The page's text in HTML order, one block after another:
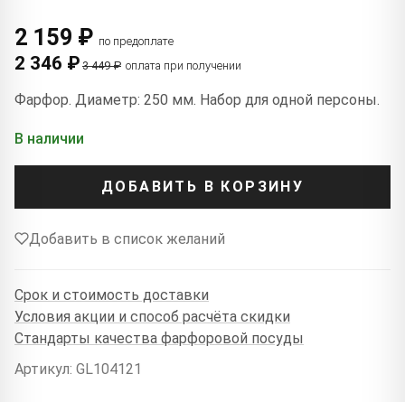
2 159 ₽ по предоплате
2 346 ₽ 3 449 ₽ оплата при получении
Фарфор. Диаметр: 250 мм. Набор для одной персоны.
В наличии
ДОБАВИТЬ В КОРЗИНУ
Добавить в список желаний
Срок и стоимость доставки
Условия акции и способ расчёта скидки
Стандарты качества фарфоровой посуды
Артикул: GL104121